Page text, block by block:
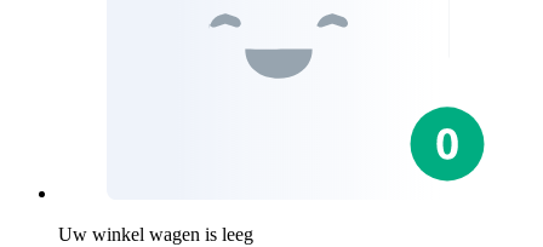
Uw winkel wagen is leeg